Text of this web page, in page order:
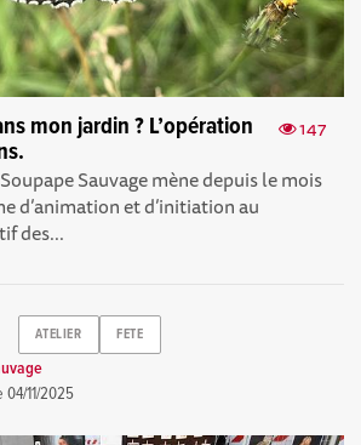
147
mon jardin ? L’opération
Sauvage mène depuis le mois
d’animation et d’initiation au
des...
ATELIER FETE
04/11/2025